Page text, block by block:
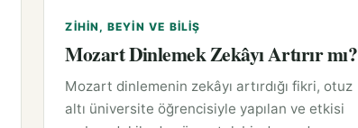
ZIHIN, BEYIN VE BILIŞ
Mozart Dinlemek Zekâyı Artırır mı?
Mozart dinlemenin zekâyı artırdığı fikri, otuz
altı üniversite öğrencisiyle yapılan ve etkisi